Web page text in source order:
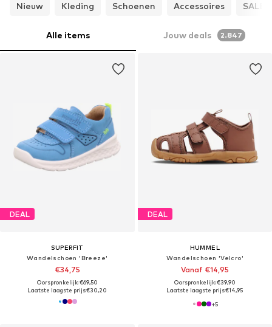
Nieuw
Kleding Schoenen Accessoires SALE
Alle items Jouw deals 2.847
DEAL
SUPERFIT
Wandelschoen 'Breeze'
€34,75
Oorspronkelijk: €69,50
Laatste laagste prijs:€30,20
DEAL
HUMMEL
Wandelschoen 'Velcro'
Vanaf €14,95
Oorspronkelijk: €39,90
Laatste laagste prijs:€14,95
+5